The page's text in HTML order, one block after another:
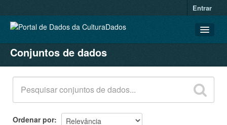
Entrar
CONJUNTOS DE DADOS
ORGANIZAÇÕES
GRUPOS
SOBRE
Conjuntos de dados
Ordenar por